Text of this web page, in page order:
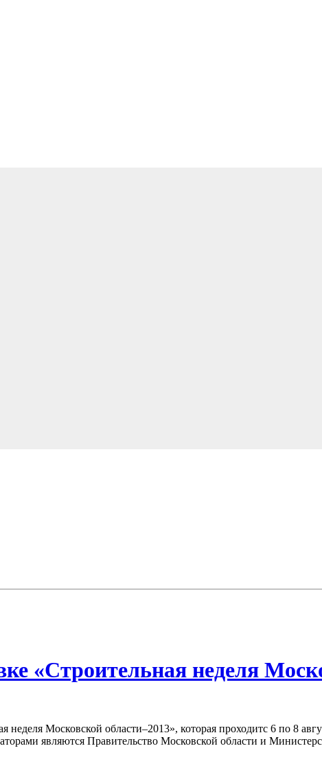
«Строительная неделя
неделя Московской области–2013», которая проходитс 6 по 8
являются Правительство Московской области и